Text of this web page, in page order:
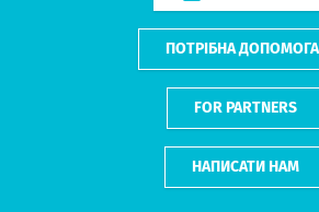
ПОТРІБНА
FOR PARTNERS
НАПИСАТИ НАМ